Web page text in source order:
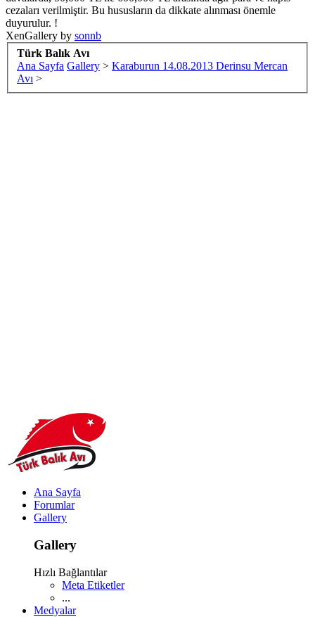
cezaları verilmiştir. Bu hususların da dikkate alınması önemle
duyurulur. !
XenGallery by sonnb
Türk Balık Avı
Ana Sayfa Gallery > Karaburun 14.08.2013 Derinsu Mercan
Avı >
Ana Sayfa
Forumlar
Gallery
Gallery
Hızlı Bağlantılar
Meta Etiketler
...
Medyalar